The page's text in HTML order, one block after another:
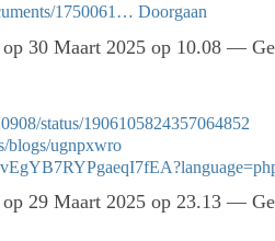
1750061… Doorgaan
op 30 Maart 2025 op 10.08 —
status/1906105824357064852
blogs/ugnpxwro
op 29 Maart 2025 op 23.13 —